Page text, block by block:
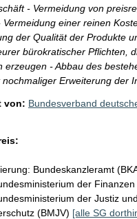
- Vermeidung von
einer reinen
der Qualität der Produkte
bürokratischer Pflichten,
erzeugen - Abbau des
Erweiterung der
von: Bundesverband
Bundeskanzleramt
der Finanzen
der Justiz
(BMJV) [alle SG